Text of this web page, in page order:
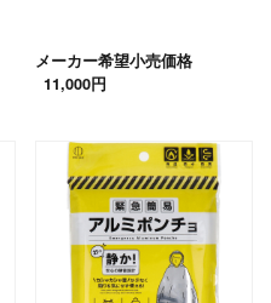
メーカー希望小売価格
11,000円